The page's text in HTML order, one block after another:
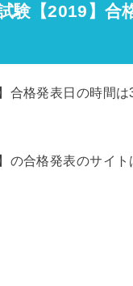
験【2019】合
合格発表日の時間
合格発表のサイト